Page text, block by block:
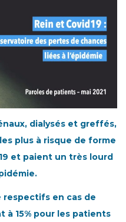
dialysés et greffés,
plus à risque de forme
et paient un très lourd
en cas de
à 15% pour les patients